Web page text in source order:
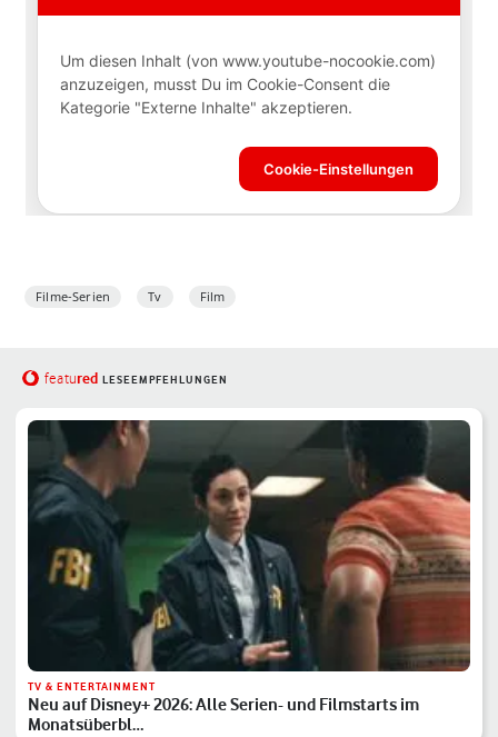
Filme-Serien Tv Film
featured LESEEMPFEHLUNGEN
TV & ENTERTAINMENT
Neu auf Disney+ 2026: Alle Serien- und Filmstarts im
Monatsüberbl…